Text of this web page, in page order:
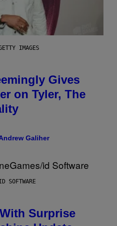
IMAGES
Gives
on Tyler, The
Galiher
SOFTWARE
Surprise